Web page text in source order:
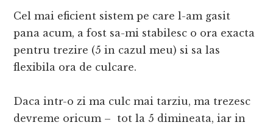
Cel mai eficient sistem pe care l-am gasit
pana acum, a fost sa-mi stabilesc o ora exacta
pentru trezire (5 in cazul meu) si sa las
flexibila ora de culcare.
Daca intr-o zi ma culc mai tarziu, ma trezesc
devreme oricum – tot la 5 dimineata, iar in